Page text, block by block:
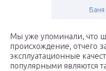
Баня
Мы уже упоминали, что
происхождение, отчего
эксплуатационные
популярными являются